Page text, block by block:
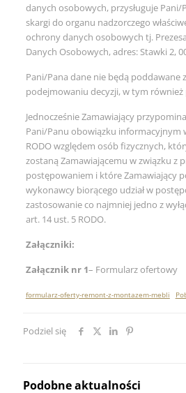
danych osobowych, przysługuje
skargi do organu nadzorczego
ochrony danych osobowych tj.
Danych Osobowych, adres: Stawki 2,
Pani/Pana dane nie będą
podejmowaniu decyzji, w tym
Jednocześnie Zamawiający
Pani/Panu obowiązku informacyjnym
RODO względem osób fizycznych,
zostaną Zamawiającemu w związku z
postępowaniem i które Zamawiający
wykonawcy biorącego udział w
zastosowanie co najmniej jedno z
art. 14 ust. 5 RODO.
Załączniki:
Załącznik nr 1– Formularz ofertowy
formularz-oferty-remont-z-montazem-mebli
Podziel się
Podobne aktualności